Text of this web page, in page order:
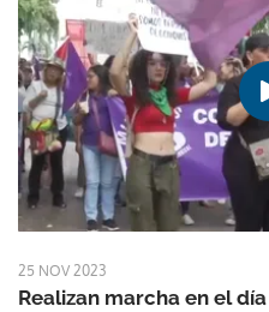
25 NOV 2023
Realizan marcha en el